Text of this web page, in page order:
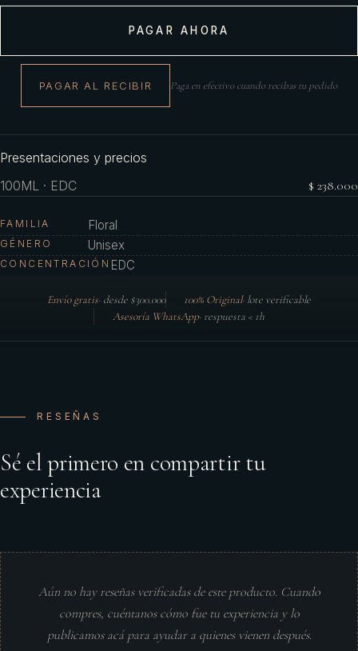
PAGAR AHORA
PAGAR AL RECIBIR Paga en efectivo cuando recibas tu pedido
Presentaciones y precios
100ML · EDC
$ 238.000
FAMILIA Floral
GÉNERO Unisex
CONCENTRACIÓN EDC
Envío gratis· desde $300.000 100% Original· lote verificable
Asesoría WhatsApp· respuesta < 1h
RESEÑAS
Sé el primero en compartir tu
experiencia
Aún no hay reseñas verificadas de este producto. Cuando
compres, cuéntanos cómo fue tu experiencia y lo
publicamos acá para ayudar a quienes vienen después.